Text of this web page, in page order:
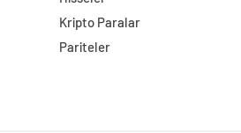
Kripto Paralar
Pariteler